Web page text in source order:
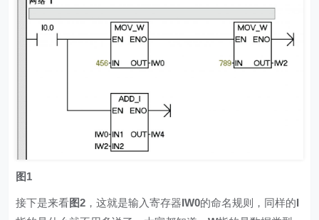
图1
接下是来看图2 ，这就是输入寄存器IW0的命名规则，同样的I